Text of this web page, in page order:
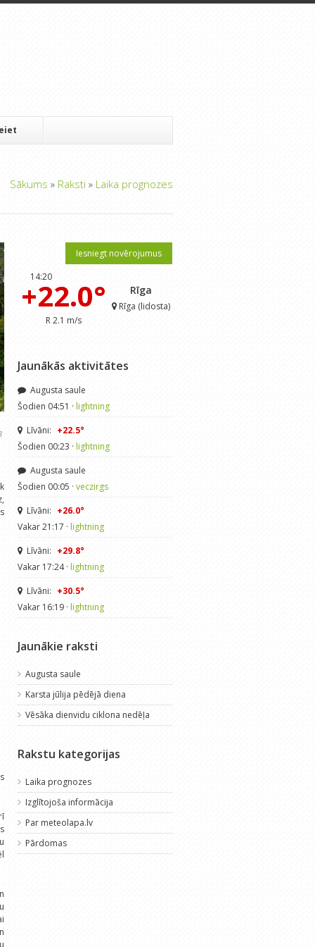
Sākums » Raksti » Laika prognozes
Iesniegt novērojumus
14:20
+22.0°
R 2.1 m/s
Rīga
Rīga (lidosta)
Jaunākās aktivitātes
Augusta saule
Šodien 04:51 · lightning
Līvāni: +22.5°
Šodien 00:23 · lightning
Augusta saule
Šodien 00:05 · veczirgs
Līvāni: +26.0°
Vakar 21:17 · lightning
Līvāni: +29.8°
Vakar 17:24 · lightning
Līvāni: +30.5°
Vakar 16:19 · lightning
Jaunākie raksti
Augusta saule
Karsta jūlija pēdējā diena
Vēsāka dienvidu ciklona nedēļa
Rakstu kategorijas
Laika prognozes
Izglītojoša informācija
Par meteolapa.lv
Pārdomas